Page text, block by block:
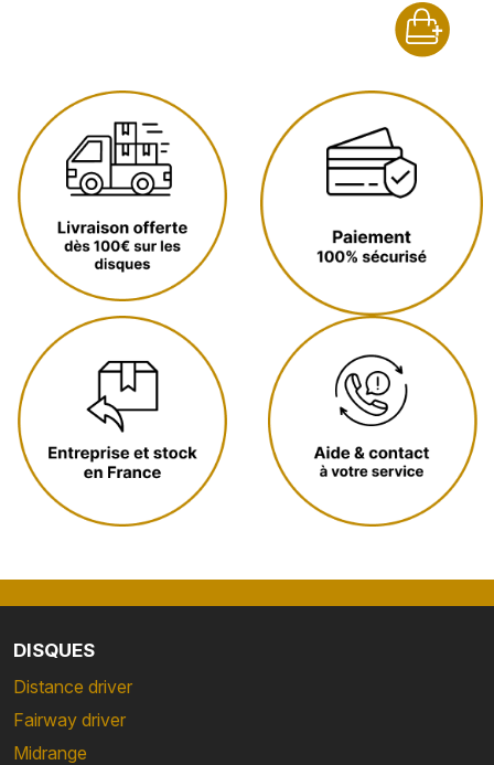
DISQUES
Distance driver
Fairway driver
Midrange